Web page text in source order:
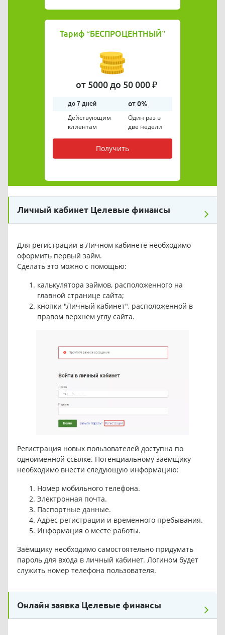
Тариф “БЕСПРОЦЕНТНЫЙ”
от 5000 до 50 000 ₽
до 7 дней от 0%
Действующим
клиентам
Один раз в
две недели
Получить
Личный кабинет Целевые финансы
Для регистрации в Личном кабинете необходимо
оформить первый займ.
Сделать это можно с помощью:
калькулятора займов, расположенного на
главной странице сайта;
кнопки "Личный кабинет", расположенной в
правом верхнем углу сайта.
Регистрация новых пользователей доступна по
одноименной ссылке. Потенциальному заемщику
необходимо внести следующую информацию:
Номер мобильного телефона.
Электронная почта.
Паспортные данные.
Адрес регистрации и временного пребывания.
Информация о месте работы.
Заёмщику необходимо самостоятельно придумать
пароль для входа в личный кабинет. Логином будет
служить номер телефона пользователя.
Онлайн заявка Целевые финансы